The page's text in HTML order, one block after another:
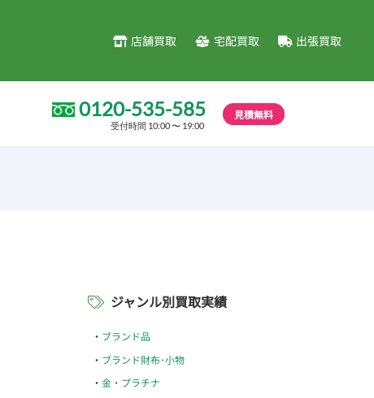
店舗買取 宅配買取 出張買取
0120-535-585
受付時間 10:00 〜 19:00
見積無料
ジャンル別買取実績
ブランド品
ブランド財布･小物
金・プラチナ